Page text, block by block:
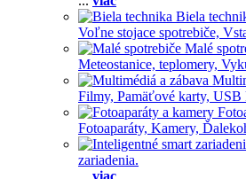
Biela
Voľne stojace spotrebiče,
Malé
Meteostanice, teplomery,
Filmy, Pamäťové karty, USB
Fotoaparáty, Kamery,
zariadenia.
... viac